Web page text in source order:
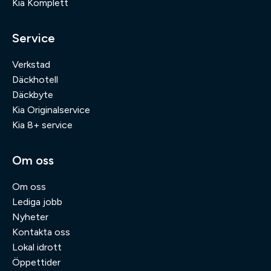
Kia Komplett
Service
Verkstad
Däckhotell
Däckbyte
Kia Originalservice
Kia 8+ service
Om oss
Om oss
Lediga jobb
Nyheter
Kontakta oss
Lokal idrott
Öppettider